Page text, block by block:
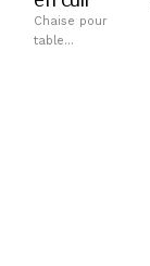
Chaise pour
table...